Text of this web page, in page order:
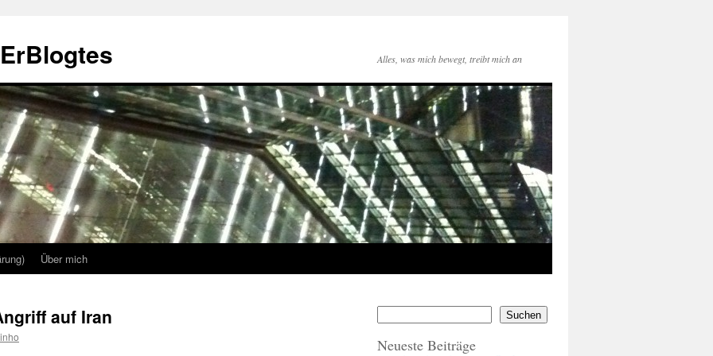
Alles, was mich bewegt, treibt mich an
Über mich
auf Iran Suchen
Neueste Beiträge